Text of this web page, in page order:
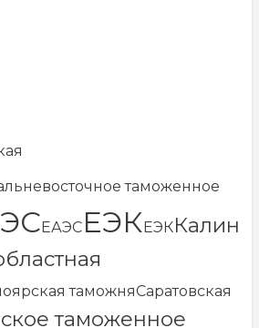
таможенное
ЕАЭС ЕЭКЕЭККалин
таможняСаратовская
таможенное